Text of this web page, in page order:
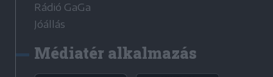
Rádió GaGa
Jóállás
Médiatér alkalmazás